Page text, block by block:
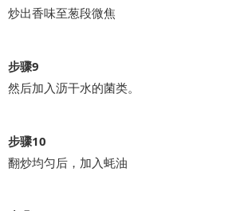
炒出香味至葱段微焦
步骤9
然后加入沥干水的菌类。
步骤10
翻炒均匀后，加入蚝油